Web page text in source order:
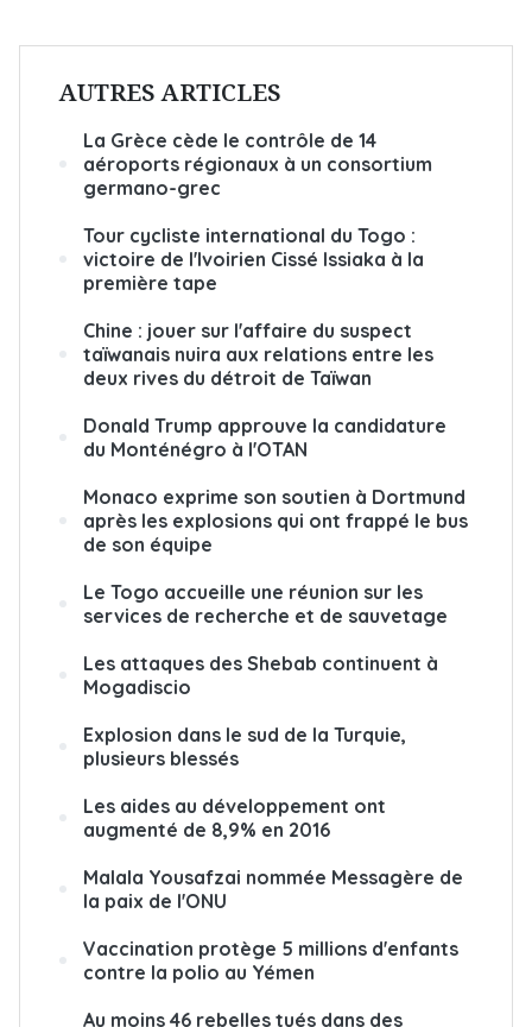
AUTRES ARTICLES
La Grèce cède le contrôle de 14
aéroports régionaux à un consortium
germano-grec
Tour cycliste international du Togo :
victoire de l'Ivoirien Cissé Issiaka à la
première tape
Chine : jouer sur l'affaire du suspect
taïwanais nuira aux relations entre les
deux rives du détroit de Taïwan
Donald Trump approuve la candidature
du Monténégro à l'OTAN
Monaco exprime son soutien à Dortmund
après les explosions qui ont frappé le bus
de son équipe
Le Togo accueille une réunion sur les
services de recherche et de sauvetage
Les attaques des Shebab continuent à
Mogadiscio
Explosion dans le sud de la Turquie,
plusieurs blessés
Les aides au développement ont
augmenté de 8,9% en 2016
Malala Yousafzai nommée Messagère de
la paix de l'ONU
Vaccination protège 5 millions d'enfants
contre la polio au Yémen
Au moins 46 rebelles tués dans des